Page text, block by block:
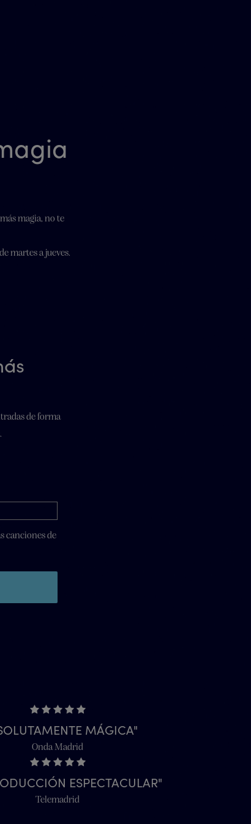
magia, no te
martes a jueves.
de forma
canciones de
MÁGICA
Onda Madrid
ESPECTACULAR
Telemadrid